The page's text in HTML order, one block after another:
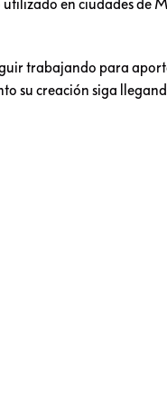
utilizado en ciudades
trabajando para
su creación siga